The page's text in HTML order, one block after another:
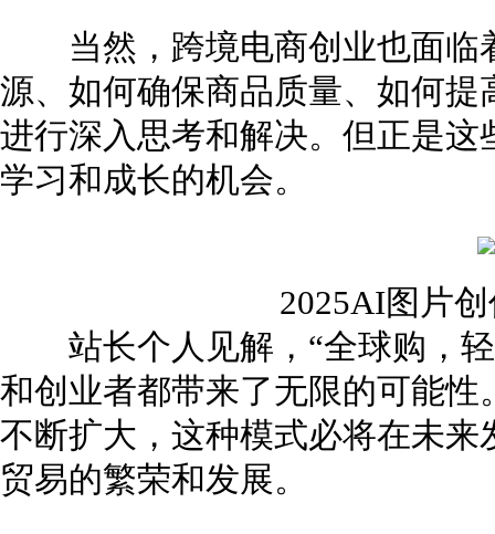
当然，跨境电商创业也面临
源、如何确保商品质量、如何
进行深入思考和解决。但正是
学习和成长的机会。
2025AI图片
站长个人见解，“全球购，轻
和创业者都带来了无限的可能
不断扩大，这种模式必将在未
贸易的繁荣和发展。